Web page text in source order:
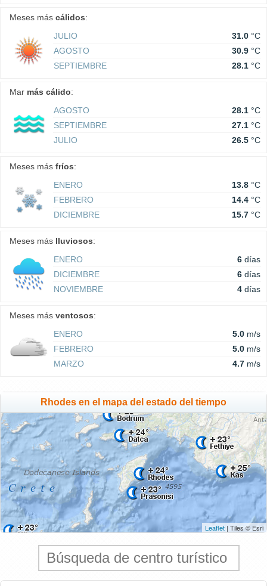
Meses más cálidos:
JULIO
31.0 °C
AGOSTO
30.9 °C
SEPTIEMBRE
28.1 °C
Mar más cálido:
AGOSTO
28.1 °C
SEPTIEMBRE
27.1 °C
JULIO
26.5 °C
Meses más fríos:
ENERO
13.8 °C
FEBRERO
14.4 °C
DICIEMBRE
15.7 °C
Meses más lluviosos:
ENERO
6 días
DICIEMBRE
6 días
NOVIEMBRE
4 días
Meses más ventosos:
ENERO
5.0 m/s
FEBRERO
5.0 m/s
MARZO
4.7 m/s
Rhodes en el mapa del estado del tiempo
Leaflet | Tiles © Esri